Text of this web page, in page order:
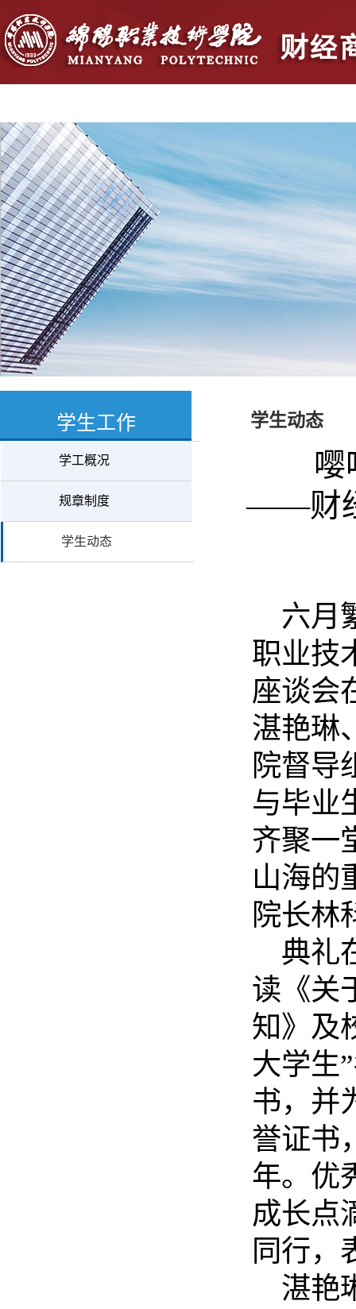
学生工作
学工概况
规章制度
学生动态
学生动态
嘤
——财
六月
职业技
座谈会
湛艳琳
院督导
与毕业
齐聚一
山海的
院长林
典礼
读《关
知》及
大学生”
书，并
誉证书
年。 优
成长点
同行，
湛艳